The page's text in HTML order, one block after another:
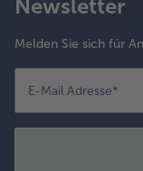
Newsletter
Melden Sie sich für
E-Mail Adresse*